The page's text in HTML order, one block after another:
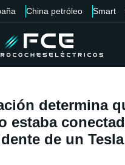
China petróleo Smart
determina
estaba
de un